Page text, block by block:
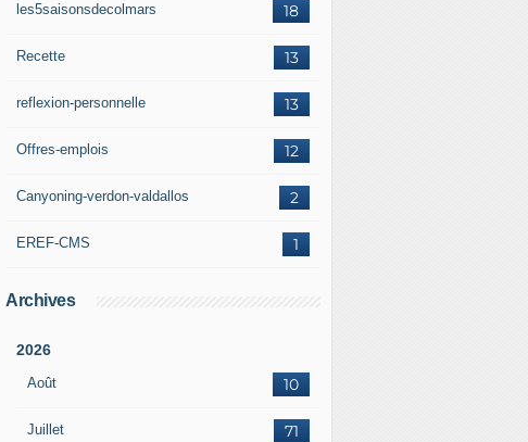
18
les5saisonsdecolmars
13
Recette
13
reflexion-personnelle
12
Offres-emplois
2
Canyoning-verdon-valdallos
1
EREF-CMS
Archives
2026
Août 10
Juillet 71